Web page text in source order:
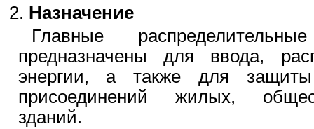
Назначение
Главные
предназначены для ввода,
энергии, а также для
присоединений жилых,
зданий.